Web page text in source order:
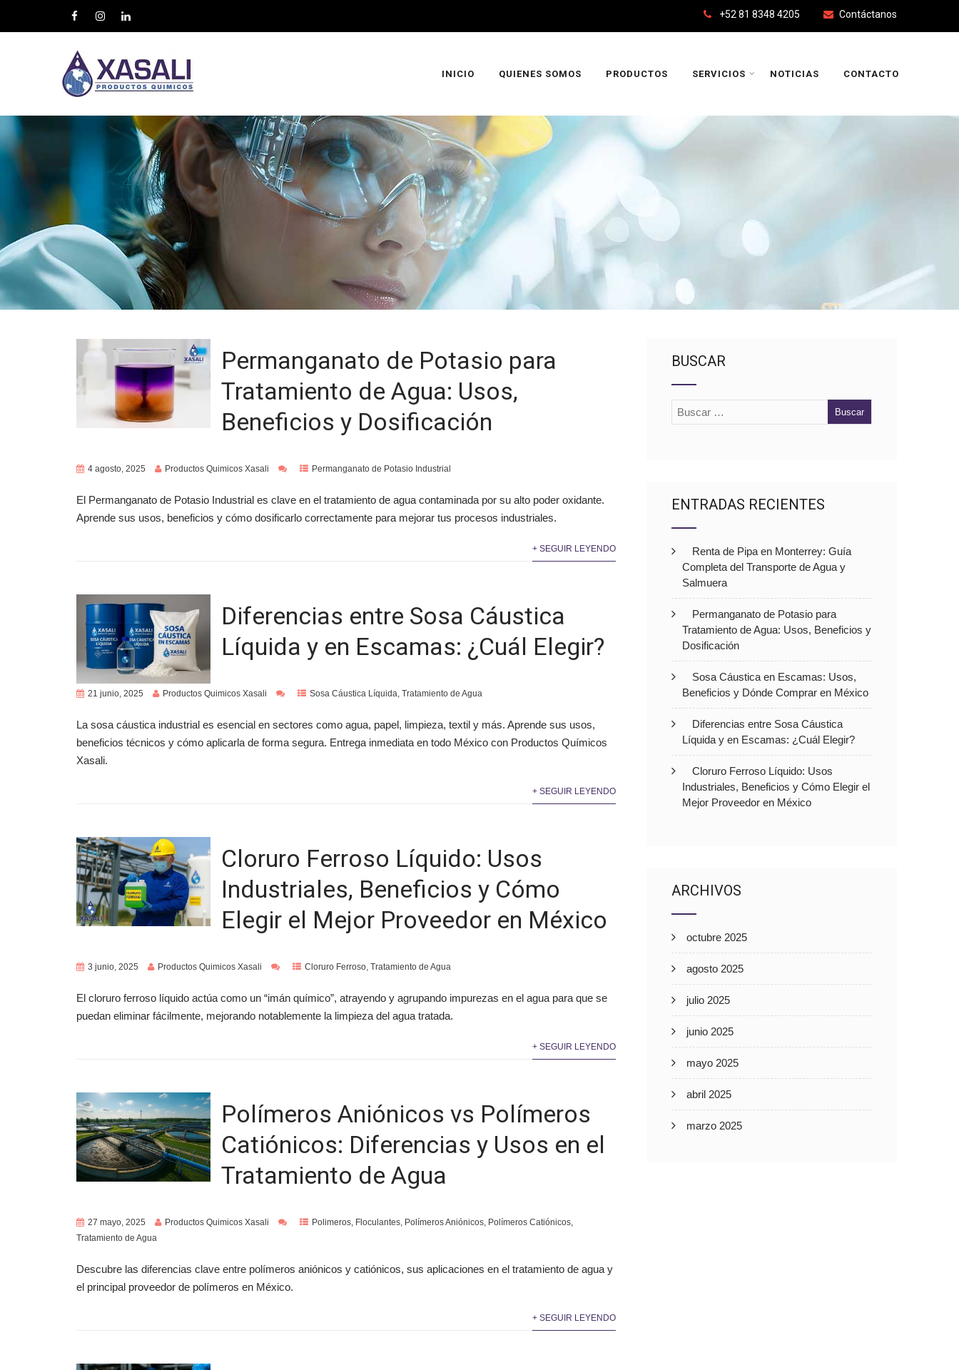
+52 81 8348 4205 Contáctanos
INICIO QUIENES SOMOS PRODUCTOS SERVICIOS NOTICIAS CONTACTO
Permanganato de Potasio para
Tratamiento de Agua: Usos,
Beneficios y Dosificación
4 agosto, 2025 Productos Quimicos Xasali Permanganato de Potasio Industrial
El Permanganato de Potasio Industrial es clave en el tratamiento de agua contaminada por su alto poder oxidante.
Aprende sus usos, beneficios y cómo dosificarlo correctamente para mejorar tus procesos industriales.
+ SEGUIR LEYENDO
Diferencias entre Sosa Cáustica
Líquida y en Escamas: ¿Cuál Elegir?
21 junio, 2025 Productos Quimicos Xasali Sosa Cáustica Líquida, Tratamiento de Agua
La sosa cáustica industrial es esencial en sectores como agua, papel, limpieza, textil y más. Aprende sus usos,
beneficios técnicos y cómo aplicarla de forma segura. Entrega inmediata en todo México con Productos Químicos
Xasali.
+ SEGUIR LEYENDO
Cloruro Ferroso Líquido: Usos
Industriales, Beneficios y Cómo
Elegir el Mejor Proveedor en México
3 junio, 2025 Productos Quimicos Xasali Cloruro Ferroso, Tratamiento de Agua
El cloruro ferroso líquido actúa como un “imán químico”, atrayendo y agrupando impurezas en el agua para que se
puedan eliminar fácilmente, mejorando notablemente la limpieza del agua tratada.
+ SEGUIR LEYENDO
Polímeros Aniónicos vs Polímeros
Catiónicos: Diferencias y Usos en el
Tratamiento de Agua
27 mayo, 2025 Productos Quimicos Xasali Polimeros, Floculantes, Polímeros Aniónicos, Polímeros Catiónicos,
Tratamiento de Agua
Descubre las diferencias clave entre polímeros aniónicos y catiónicos, sus aplicaciones en el tratamiento de agua y
el principal proveedor de polímeros en México.
+ SEGUIR LEYENDO
BUSCAR
ENTRADAS RECIENTES
Renta de Pipa en Monterrey: Guía
Completa del Transporte de Agua y
Salmuera
Permanganato de Potasio para
Tratamiento de Agua: Usos, Beneficios y
Dosificación
Sosa Cáustica en Escamas: Usos,
Beneficios y Dónde Comprar en México
Diferencias entre Sosa Cáustica
Líquida y en Escamas: ¿Cuál Elegir?
Cloruro Ferroso Líquido: Usos
Industriales, Beneficios y Cómo Elegir el
Mejor Proveedor en México
ARCHIVOS
octubre 2025
agosto 2025
julio 2025
junio 2025
mayo 2025
abril 2025
marzo 2025